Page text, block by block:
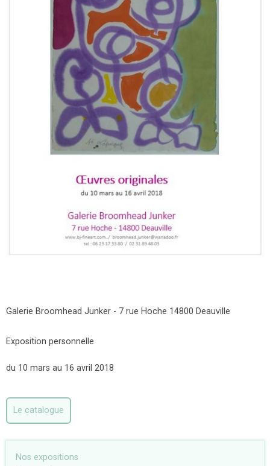
Galerie Broomhead Junker - 7 rue Hoche 14800 Deauville
Exposition personnelle
du 10 mars au 16 avril 2018
Le catalogue
Nos expositions